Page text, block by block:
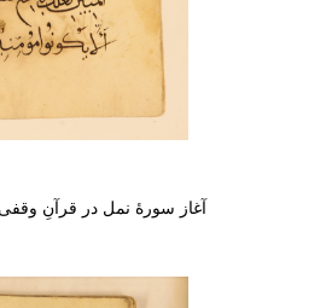
آغاز سورۀ نمل در قرآنِ وقفی